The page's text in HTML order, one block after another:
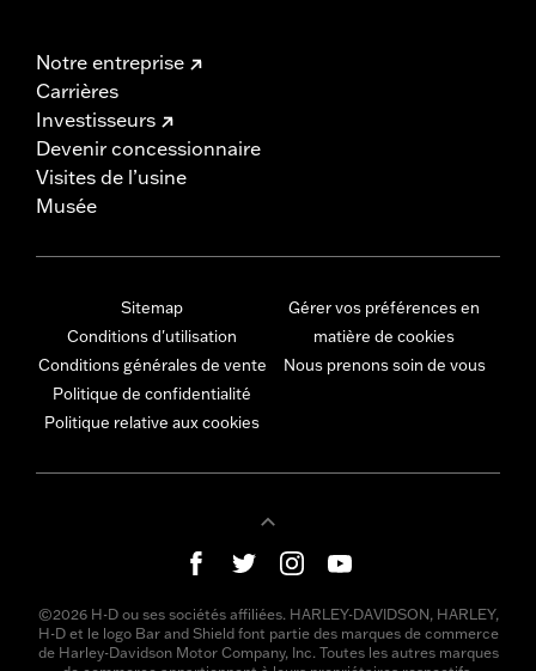
Notre entreprise
Carrières
Investisseurs
Devenir concessionnaire
Visites de l’usine
Musée
Sitemap
Conditions d'utilisation
Conditions générales de vente
Politique de confidentialité
Politique relative aux cookies
Gérer vos préférences en
matière de cookies
Nous prenons soin de vous
©2026 H-D ou ses sociétés affiliées. HARLEY-DAVIDSON, HARLEY,
H-D et le logo Bar and Shield font partie des marques de commerce
de Harley-Davidson Motor Company, Inc. Toutes les autres marques